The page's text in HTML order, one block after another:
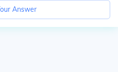
Answer